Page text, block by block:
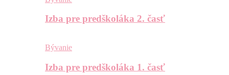
Izba pre predškoláka 2. časť
Bývanie
Izba pre predškoláka 1. časť